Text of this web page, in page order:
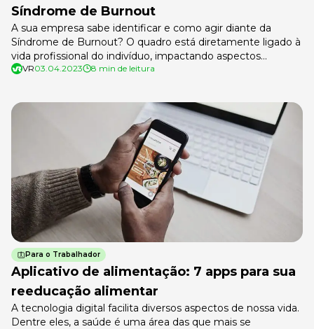
Síndrome de Burnout
A sua empresa sabe identificar e como agir diante da
Síndrome de Burnout? O quadro está diretamente ligado à
vida profissional do indivíduo, impactando aspectos
mentais, físicos e sociais. Nesse contexto, a também
mundo. Resultado do acúmulo de estresse e […]
VR03.04.2023 8 min de leitura
Para o Trabalhador
Aplicativo de alimentação: 7 apps para sua
reeducação alimentar
A tecnologia digital facilita diversos aspectos de nossa vida.
Dentre eles, a saúde é uma área das que mais se